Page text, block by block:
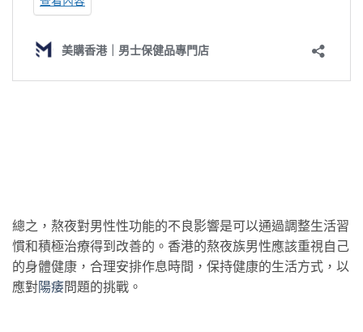
總之，熬夜對男性性功能的不良影響是可以通過調整生活習
慣和積極治療得到改善的。香港的熬夜族男性應該重視自己
的身體健康，合理安排作息時間，保持健康的生活方式，以
應對陽痿問題的挑戰。